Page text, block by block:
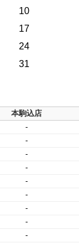
10
17
24
31
本駒込店
-
-
-
-
-
-
-
-
-